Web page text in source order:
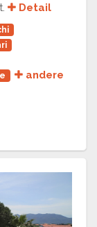
Detail
andere